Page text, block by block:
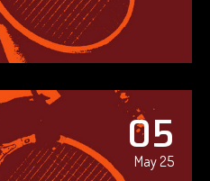
05
May 25